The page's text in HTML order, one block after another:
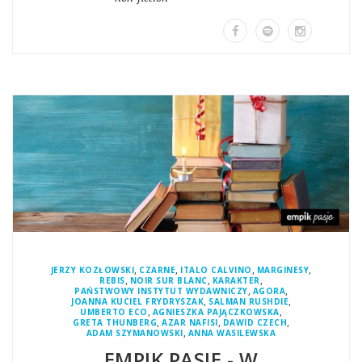
JERZY KOZŁOWSKI, CZARNE, ITALO CALVINO , MARGINESY,
REBIS, NOIR SUR BLANC, KARAKTER,
PAŃSTWOWY INSTYTUT WYDAWNICZY, AGORA,
JOANNA KUCIEL FRYDRYSZAK, SALMAN RUSHDIE,
UMBERTO ECO , AGNIESZKA PAJĄCZKOWSKA,
GRETA THUNBERG, AZAR NAFISI, DAWID CZECH,
ADAM SZYMANOWSKI, ANNA WASILEWSKA